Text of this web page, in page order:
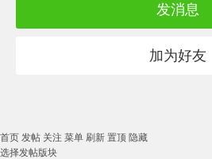
发消息
加为好友
首页 发帖 关注 菜单 刷新 置顶 隐藏
选择发帖版块